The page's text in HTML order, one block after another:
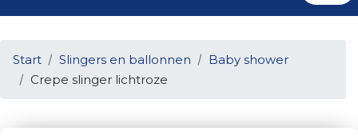
Start Slingers en ballonnen
Baby shower
Crepe slinger lichtroze